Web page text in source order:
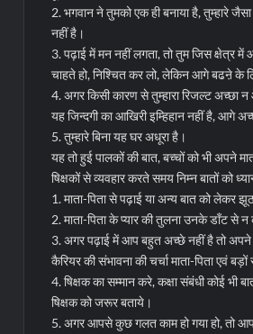
2. भगवान ने तुमको एक ही बनाया है, तुम्हारे
नहीं है।
3. पढ़ाई में मन नहीं लगता, तो तुम जिस क्षेत्र में
चाहते हो, निश्चित कर लो, लेकिन आगे बढऩे के
4. अगर किसी कारण से तुम्हारा रिजल्ट अच्छा
यह जिन्दगी का आखिरी इम्हिहान नहीं है, आगे
5. तुम्हारे बिना यह घर अधूरा है।
यह तो हुई पालकों की बात, बच्चों को भी अपने
षिक्षकों से व्यवहार करते समय निम्न बातों को
1. माता-पिता से पढ़ाई या अन्य बात को लेकर
2. माता-पिता के प्यार की तुलना उनके डॉंट से
3. अगर पढ़ाई में आप बहुत अच्छे नहीं है तो अपने
कैरियर की संभावना की चर्चा माता-पिता एवं
4. षिक्षक का सम्मान करे, कक्षा संबंधी कोई भी
षिक्षक को जरूर बताये।
5. अगर आपसे कुछ गलत काम हो गया हो, तो